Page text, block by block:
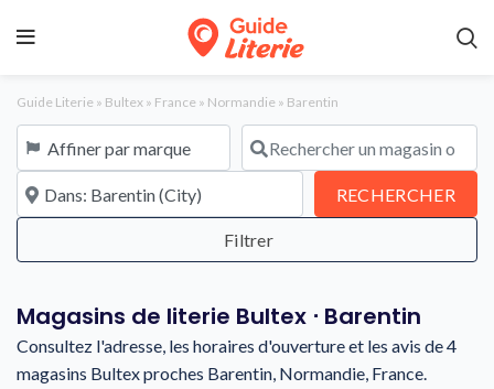
Guide Literie » Bultex » France » Normandie » Barentin
Affiner par marque Rechercher un magasin ou une
À proximité de RECHERCHER
Magasins de literie Bultex ⋅ Barentin
Consultez l'adresse, les horaires d'ouverture et les avis de 4
magasins Bultex proches Barentin, Normandie, France.